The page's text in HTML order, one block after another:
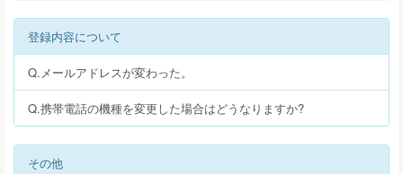
登録内容について
Q.メールアドレスが変わった。
Q.携帯電話の機種を変更した場合はどうなりますか?
その他